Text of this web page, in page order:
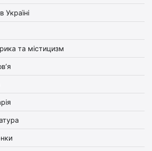
Україні
та містицизм